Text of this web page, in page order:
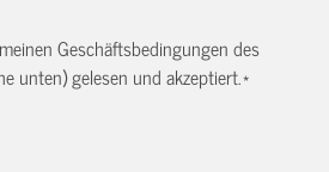
Geschäftsbedingungen des
unten) gelesen und akzeptiert.*